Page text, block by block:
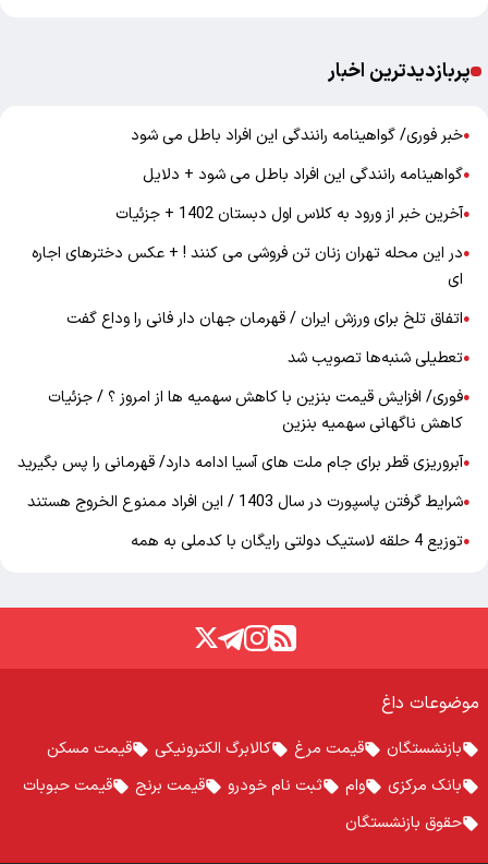
پربازدیدترین اخبار
●خبر فوری/ گواهینامه رانندگی این افراد باطل می شود
●گواهینامه رانندگی این افراد باطل می شود + دلایل
●آخرین خبر از ورود به کلاس اول دبستان 1402 + جزئیات
●در این محله تهران زنان تن فروشی می کنند ! + عکس دخترهای اجاره
ای
●اتفاق تلخ برای ورزش ایران / قهرمان جهان دار فانی را وداع گفت
●تعطیلی شنبه‌ها تصویب شد
●فوری/ افزایش قیمت بنزین با کاهش سهمیه ها از امروز ؟ / جزئیات
کاهش ناگهانی سهمیه بنزین
●آبروریزی قطر برای جام ملت های آسیا ادامه دارد/ قهرمانی را پس بگیرید
●شرایط گرفتن پاسپورت در سال 1403 / این افراد ممنوع الخروج هستند
●توزیع 4 حلقه لاستیک دولتی رایگان با کدملی به همه
موضوعات داغ
بازنشستگان قیمت مرغ کالابرگ الکترونیکی
قیمت مسکن
بانک مرکزی
وام ثبت نام خودرو قیمت برنج
قیمت حبوبات
حقوق بازنشستگان